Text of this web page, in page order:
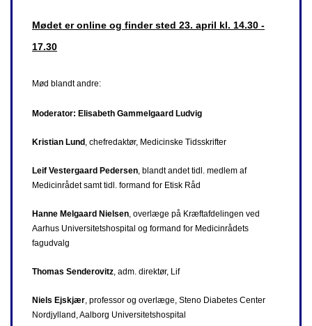
Mødet er online og finder sted 23. april kl. 14.30 -
17.30
Mød blandt andre:
Moderator: Elisabeth Gammelgaard Ludvig
Kristian Lund , chefredaktør, Medicinske Tidsskrifter
Leif Vestergaard Pedersen, blandt andet tidl. medlem af
Medicinrådet samt tidl. formand for Etisk Råd
Hanne Melgaard Nielsen, overlæge på Kræftafdelingen ved
Aarhus Universitetshospital og formand for Medicinrådets
fagudvalg
Thomas Senderovitz, adm. direktør, Lif
Niels Ejskjær, professor og overlæge, Steno Diabetes Center
Nordjylland, Aalborg Universitetshospital